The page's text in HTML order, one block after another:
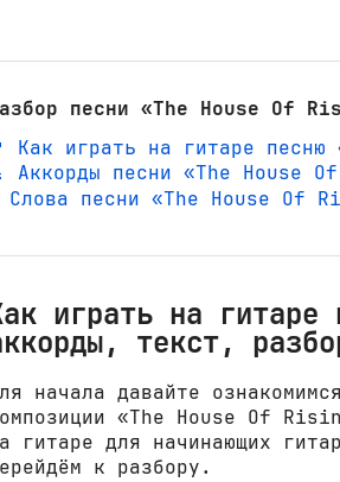
песни «The House Of
Как играть на гитаре
Аккорды песни «The House
Слова песни «The House Of
играть на
текст,
начала давайте
«The House Of
гитаре для начинающих
к разбору.